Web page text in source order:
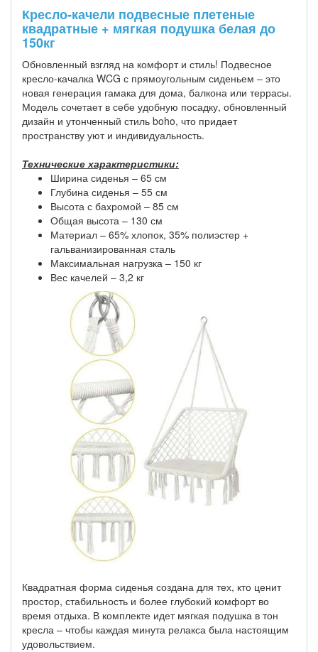
Кресло-качели подвесные плетеные
квадратные + мягкая подушка белая до
150кг
Обновленный взгляд на комфорт и стиль! Подвесное
кресло-качалка WCG с прямоугольным сиденьем – это
новая генерация гамака для дома, балкона или террасы.
Модель сочетает в себе удобную посадку, обновленный
дизайн и утонченный стиль boho, что придает
пространству уют и индивидуальность.
Технические характеристики:
Ширина сиденья – 65 см
Глубина сиденья – 55 см
Высота с бахромой – 85 см
Общая высота – 130 см
Материал – 65% хлопок, 35% полиэстер +
гальванизированная сталь
Максимальная нагрузка – 150 кг
Вес качелей – 3,2 кг
Квадратная форма сиденья создана для тех, кто ценит
простор, стабильность и более глубокий комфорт во
время отдыха. В комплекте идет мягкая подушка в тон
кресла – чтобы каждая минута релакса была настоящим
удовольствием.